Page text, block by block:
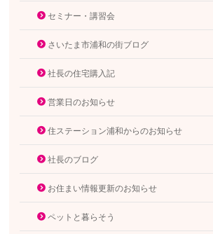
セミナー・講習会
さいたま市浦和の街ブログ
社長の住宅購入記
営業日のお知らせ
住ステーション浦和からのお知らせ
社長のブログ
お住まい情報更新のお知らせ
ペットと暮らそう